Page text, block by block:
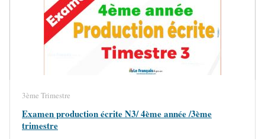
3ème Trimestre
Examen production écrite N3/ 4ème année /3ème
trimestre